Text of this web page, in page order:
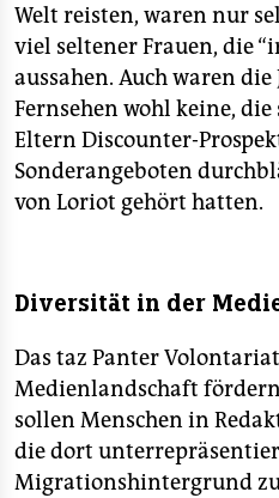
Welt reisten, waren nur
viel seltener Frauen, die
aussahen. Auch waren
Fernsehen wohl keine,
Eltern Discounter-
Sonderangeboten
von Loriot gehört hatten.
Diversität in der
Das taz Panter
Medienlandschaft
sollen Menschen in
die dort
Migrationshintergrund